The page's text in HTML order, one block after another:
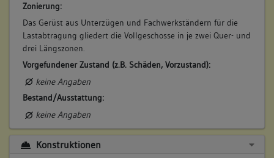
Zonierung:
Das Gerüst aus Unterzügen und Fachwerkständern für die
Lastabtragung gliedert die Vollgeschosse in je zwei Quer- und
drei Längszonen.
Vorgefundener Zustand (z.B. Schäden, Vorzustand):
keine Angaben
Bestand/Ausstattung:
keine Angaben
Konstruktionen